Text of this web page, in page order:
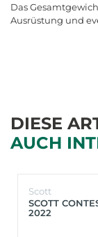
Das
Ausrüstung und
DIESE
AUCH
Scott
SCOTT
2022